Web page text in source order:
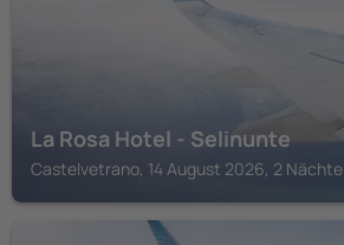
La Rosa Hotel - Selinunte
Castelvetrano, 14 August 2026, 2 Nächte